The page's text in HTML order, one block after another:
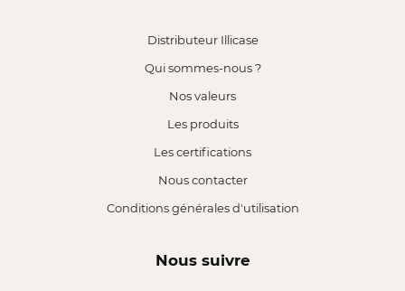
Distributeur Illicase
Qui sommes-nous ?
Nos valeurs
Les produits
Les certifications
Nous contacter
Conditions générales d'utilisation
Nous suivre